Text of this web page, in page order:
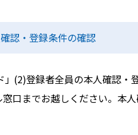
認・登録条件の確認
」(2)登録者全員の本人確認
口までお越しください。本